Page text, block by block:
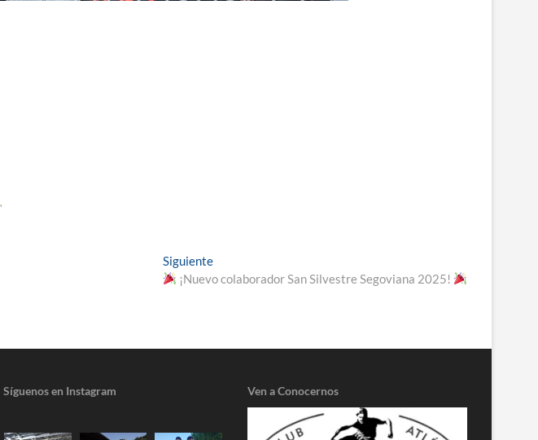
SiguienteEntrada
siguiente:
¡Nuevo colaborador San Silvestre Segoviana 2025!
Síguenos en Instagram Ven a Conocernos